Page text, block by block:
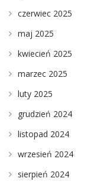
czerwiec 2025
maj 2025
kwiecień 2025
marzec 2025
luty 2025
grudzień 2024
listopad 2024
wrzesień 2024
sierpień 2024